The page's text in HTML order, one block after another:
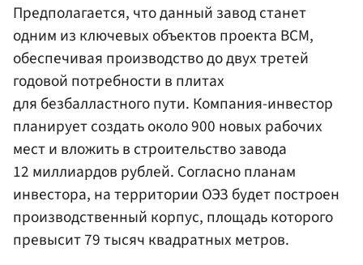
Предполагается, что данный завод станет
одним из ключевых объектов проекта ВСМ,
обеспечивая производство до двух третей
годовой потребности в плитах
для безбалластного пути. Компания-инвестор
планирует создать около 900 новых рабочих
мест и вложить в строительство завода
12 миллиардов рублей. Согласно планам
инвестора, на территории ОЭЗ будет построен
производственный корпус, площадь которого
превысит 79 тысяч квадратных метров.